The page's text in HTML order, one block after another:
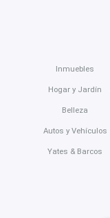
Inmuebles
Hogar y Jardín
Belleza
Autos y Vehículos
Yates & Barcos